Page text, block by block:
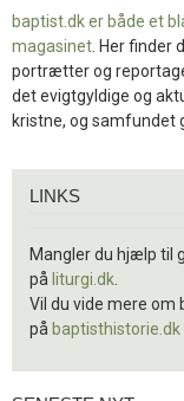
baptist.dk er både et
magasinet . Her
portrætter og
det evigtgyldige og
kristne, og samfundet
LINKS
Mangler du hjælp til
på liturgi.dk
Vil du vide mere om
på baptisthistorie.dk